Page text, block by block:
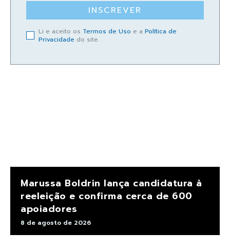
INSCREVER
Li e aceito os Termos de Uso e a Política de
Privacidade do site.
Marussa Boldrin lança candidatura à
reeleição e confirma cerca de 600
apoiadores
8 de agosto de 2026